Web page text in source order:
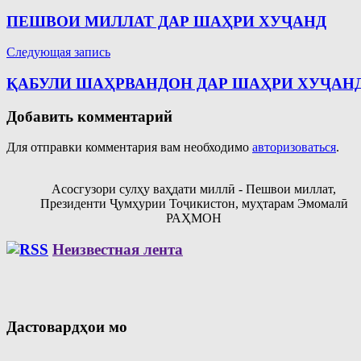
по
ПЕШВОИ МИЛЛАТ ДАР ШАҲРИ ХУҶАНД
Следующая запись
ҚАБУЛИ ШАҲРВАНДОН ДАР ШАҲРИ
Добавить комментарий
Для отправки комментария вам необходимо авторизоваться.
Асосгузори сулҳу ваҳдати миллӣ - Пешвои миллат,
Президенти Ҷумҳурии Тоҷикистон, муҳтарам Эмомалӣ
РАҲМОН
Неизвестная лента
Дастовардҳои мо